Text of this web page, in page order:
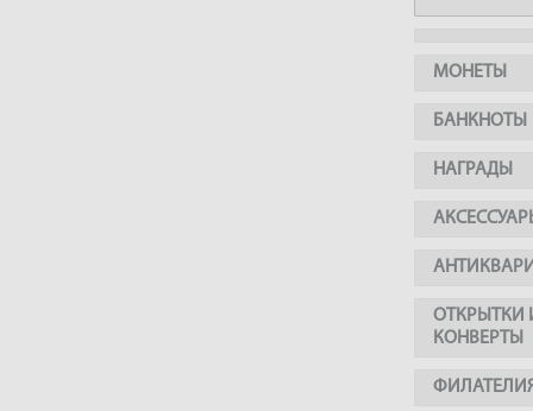
МОНЕТЫ
БАНКНОТЫ
НАГРАДЫ
ОТКРЫТКИ
КОНВЕРТЫ